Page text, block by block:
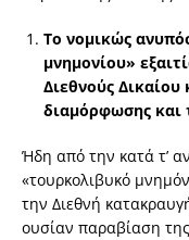
Το νομικώς
μνημονίου»
Διεθνούς Δικαίου
διαμόρφωσης και
Ήδη από την κατά τ’
«τουρκολιβυκό
την Διεθνή
ουσίαν παραβίαση